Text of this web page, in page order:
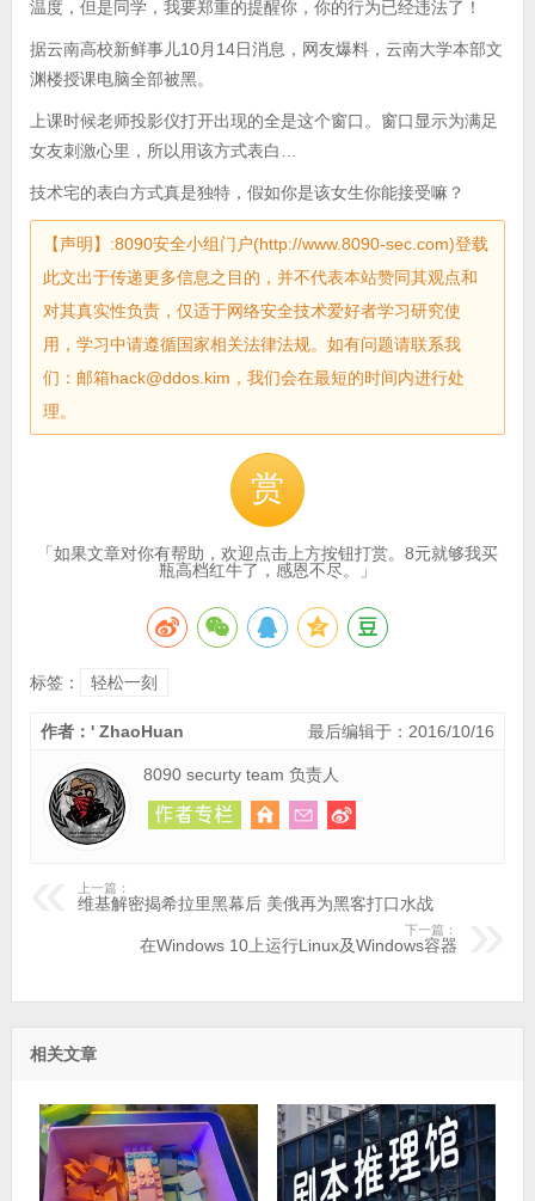
温度，但是同学，我要郑重的提醒你，你的行为已经违法了！
据云南高校新鲜事儿10月14日消息，网友爆料，云南大学本部文
渊楼授课电脑全部被黑。
上课时候老师投影仪打开出现的全是这个窗口。窗口显示为满足
女友刺激心里，所以用该方式表白…
技术宅的表白方式真是独特，假如你是该女生你能接受嘛？
【声明】:8090安全小组门户(http://www.8090-sec.com)登载
此文出于传递更多信息之目的，并不代表本站赞同其观点和
对其真实性负责，仅适于网络安全技术爱好者学习研究使
用，学习中请遵循国家相关法律法规。如有问题请联系我
们：邮箱hack@ddos.kim，我们会在最短的时间内进行处
理。
赏
「如果文章对你有帮助，欢迎点击上方按钮打赏。8元就够我买
瓶高档红牛了，感恩不尽。」
标签： 轻松一刻
最后编辑于：2016/10/16
作者：' ZhaoHuan
8090 securty team 负责人
上一篇：
维基解密揭希拉里黑幕后 美俄再为黑客打口水战
下一篇：
在Windows 10上运行Linux及Windows容器
相关文章